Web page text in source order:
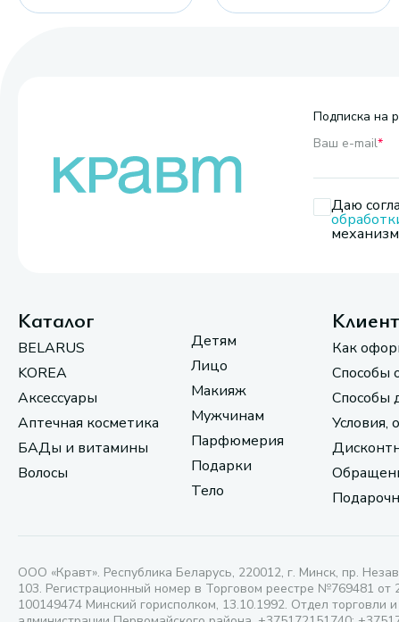
Подписка на
Ваш e-mail*
Даю
Каталог
BELARUS
KOREA
Аксессуары
Аптечная косметика
БАДы и витамины
Волосы
Детям
Лицо
Макияж
Мужчинам
Парфюмерия
Подарки
Тело
Как
Способы
Способы
Условия,
ООО «Кравт». Республика Беларусь, 220012, г. Минск, пр.
103. Регистрационный номер в Торговом реестре №769481 от
100149474 Минский горисполком, 13.10.1992. Отдел торговли и